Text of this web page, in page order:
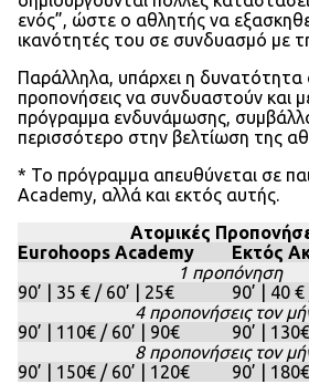
ενός”, ώστε ο αθλητής να
ικανότητές του σε συνδυασμό με
Παράλληλα, υπάρχει η δυνατότητα
προπονήσεις να συνδυαστούν και
πρόγραμμα ενδυνάμωσης,
περισσότερο στην βελτίωση της
* Το πρόγραμμα απευθύνεται σε
Academy, αλλά και εκτός αυτής.
Ατομικές
Εurohoops Academy
Εκτός
1 προπόνηση
90’ | 35 € / 60’ | 25€
90’ | 40
4 προπονήσεις τον
90’ | 110€ / 60’ | 90€
90’ |
8 προπονήσεις τον
90’ | 150€ / 60’ | 120€
90’ |